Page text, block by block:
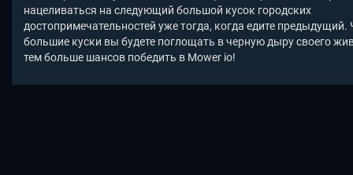
нацеливаться на следующий большой кусок городских
достопримечательностей уже тогда, когда едите предыдущий.
большие куски вы будете поглощать в черную дыру своего
тем больше шансов победить в Mower io!